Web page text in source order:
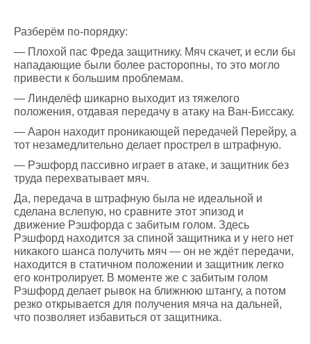
Разберём по-порядку:
— Плохой пас Фреда защитнику. Мяч скачет, и если бы
нападающие были более расторопны, то это могло
привести к большим проблемам.
— Линделёф шикарно выходит из тяжелого
положения, отдавая передачу в атаку на Ван-Биссаку.
— Аарон находит проникающей передачей Перейру, а
тот незамедлительно делает прострел в штрафную.
— Рэшфорд пассивно играет в атаке, и защитник без
труда перехватывает мяч.
Да, передача в штрафную была не идеальной и
сделана вслепую, но сравните этот эпизод и
движение Рэшфорда с забитым голом. Здесь
Рэшфорд находится за спиной защитника и у него нет
никакого шанса получить мяч — он не ждёт передачи,
находится в статичном положении и защитник легко
его контролирует. В моменте же с забитым голом
Рэшфорд делает рывок на ближнюю штангу, а потом
резко открывается для получения мяча на дальней,
что позволяет избавиться от защитника.